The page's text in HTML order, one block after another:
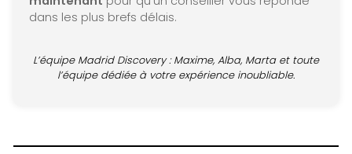
dans les plus brefs délais.
L’équipe Madrid Discovery : Maxime, Alba, Marta et toute
l’équipe dédiée à votre expérience inoubliable.